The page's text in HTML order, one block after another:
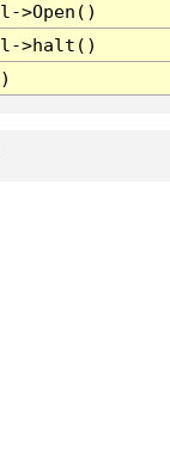
>Open()
>halt()